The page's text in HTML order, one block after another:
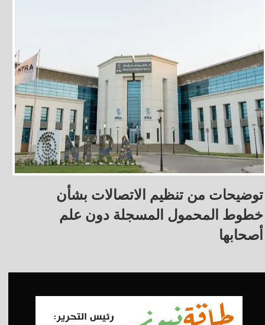
توضيحات من تنظيم الاتصالات بشأن
خطوط المحمول المسجلة دون علم
أصحابها